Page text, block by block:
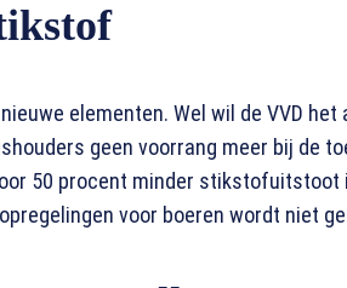
elementen. Wel wil de VVD
geen voorrang meer bij de
50 procent minder stikstofuitstoot
voor boeren wordt niet